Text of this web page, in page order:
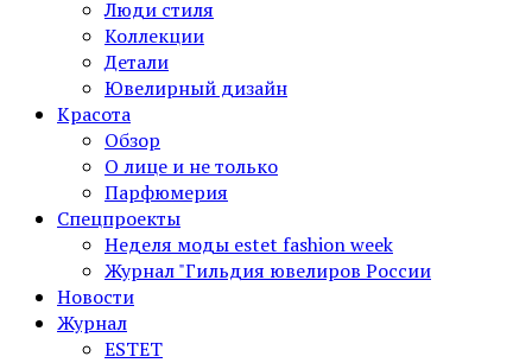
Люди стиля
Коллекции
Детали
Ювелирный дизайн
Красота
Обзор
О лице и не только
Парфюмерия
Спецпроекты
Неделя моды estet fashion week
Журнал "Гильдия ювелиров России
Новости
Журнал
ESTET